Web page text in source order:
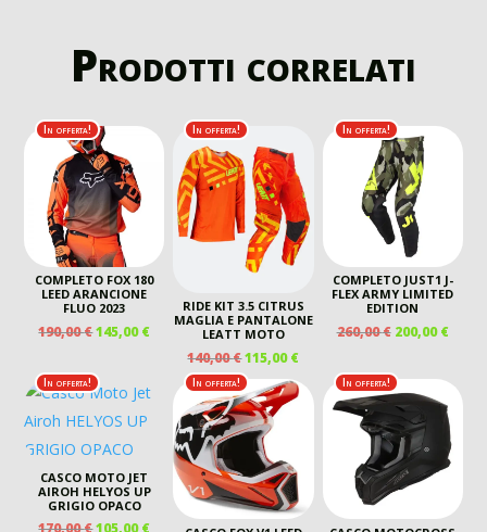
Prodotti correlati
In offerta!
COMPLETO FOX 180
LEED ARANCIONE
FLUO 2023
190,00€IL
ERA:
190,00 €.
145,00€IL
PREZZO
ATTUALE
È:
145,00 €.
In offerta!
RIDE KIT 3.5 CITRUS
MAGLIA E PANTALONE
LEATT MOTO
140,00€IL
PREZZO
ORIGINALE
ERA:
140,00 €.
115,00€IL
PREZZO
ATTUALE
In offerta!
COMPLETO JUST1 J-
FLEX ARMY LIMITED
EDITION
260,00€ IL
ERA:
260,00 €.
200,00€IL
È:
In offerta!
CASCO MOTO JET
AIROH HELYOS UP
GRIGIO OPACO
170,00€IL
105,00€IL
In offerta! In offerta!